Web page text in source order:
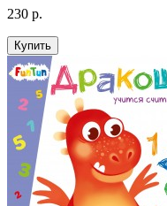
230 р.
Купить